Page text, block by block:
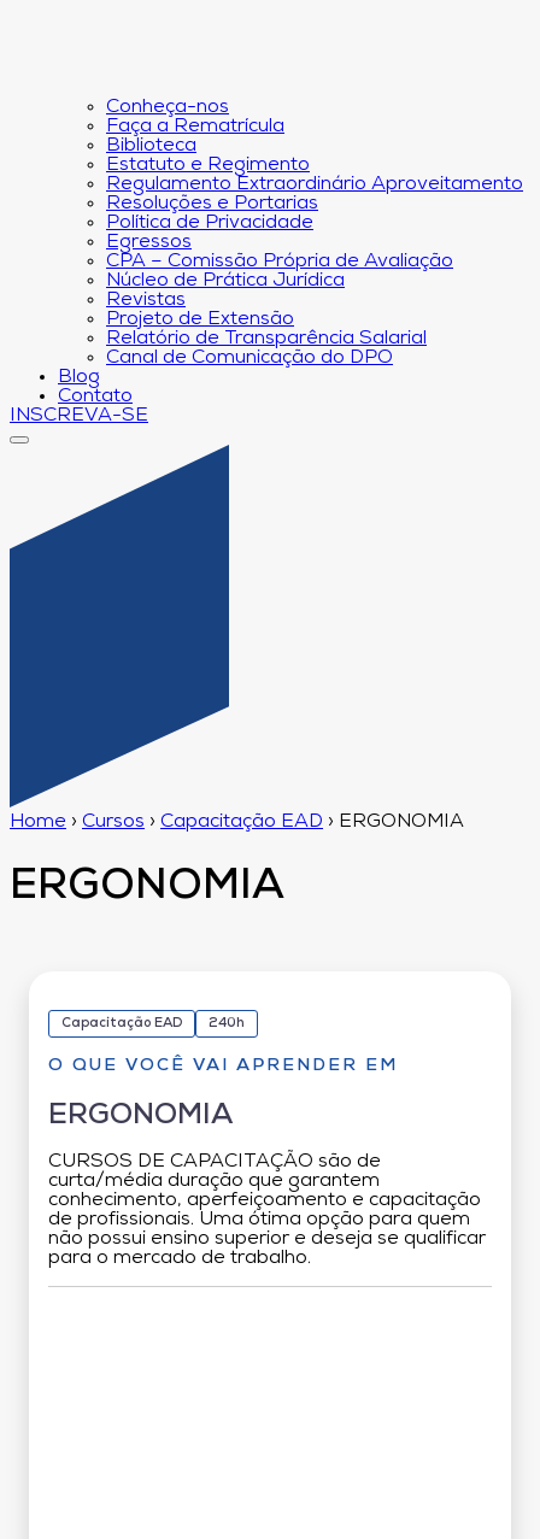
Conheça-nos
Faça a Rematrícula
Biblioteca
Estatuto e Regimento
Regulamento Extraordinário Aproveitamento
Resoluções e Portarias
Política de Privacidade
Egressos
CPA – Comissão Própria de Avaliação
Núcleo de Prática Jurídica
Revistas
Projeto de Extensão
Relatório de Transparência Salarial
Canal de Comunicação do DPO
Blog
Contato
INSCREVA-SE
Home › Cursos › Capacitação EAD › ERGONOMIA
ERGONOMIA
Capacitação EAD 240h
O QUE VOCÊ VAI APRENDER EM
ERGONOMIA
CURSOS DE CAPACITAÇÃO são de
curta/média duração que garantem
conhecimento, aperfeiçoamento e capacitação
de profissionais. Uma ótima opção para quem
não possui ensino superior e deseja se qualificar
para o mercado de trabalho.